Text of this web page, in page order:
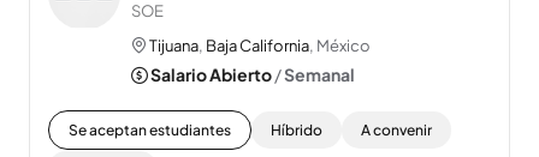
SOE
Tijuana, Baja California, México
Salario Abierto/Semanal
Se aceptan estudiantes Híbrido A convenir